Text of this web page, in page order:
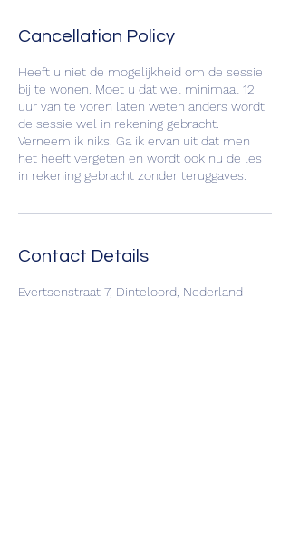
Cancellation Policy
Heeft u niet de mogelijkheid om de sessie
bij te wonen. Moet u dat wel minimaal 12
uur van te voren laten weten anders wordt
de sessie wel in rekening gebracht.
Verneem ik niks. Ga ik ervan uit dat men
het heeft vergeten en wordt ook nu de les
in rekening gebracht zonder teruggaves.
Contact Details
Evertsenstraat 7, Dinteloord, Nederland